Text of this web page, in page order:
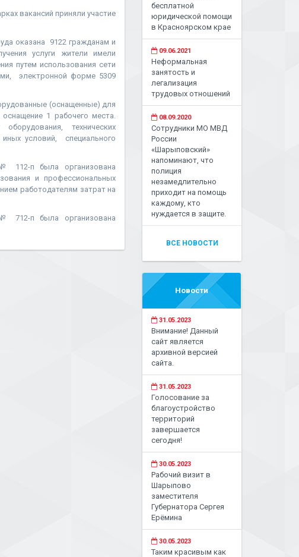
вакансий приняли участие
оказана 9122 гражданам и
услуги жители имели
путем использования сети
электронной форме 5309
(оснащенные) для
1 рабочего места.
технических
условий, специального
№ 112-п была организована
и профессиональных
работодателям затрат на
№ 712-п была организована
бесплатной
юридической помощи
в Красноярском крае
09.06.2021
Неформальная
занятость и
легализация
трудовых отношений
08.09.2020
Сотрудники МО МВД
России
«Шарыповский»
напоминают, что
полиция
незамедлительно
приходит на помощь
каждому, кто
нуждается в защите.
ВСЕ НОВОСТИ
Новости
31.05.2023
Внимание! Данный
сайт является
архивной версией
сайта.
31.05.2023
Голосование за
благоустройство
территорий
завершается
сегодня!
30.05.2023
Рабочий визит в
Шарыпово
заместителя
Губернатора Сергея
Ерёмина
30.05.2023
Таким красивым как